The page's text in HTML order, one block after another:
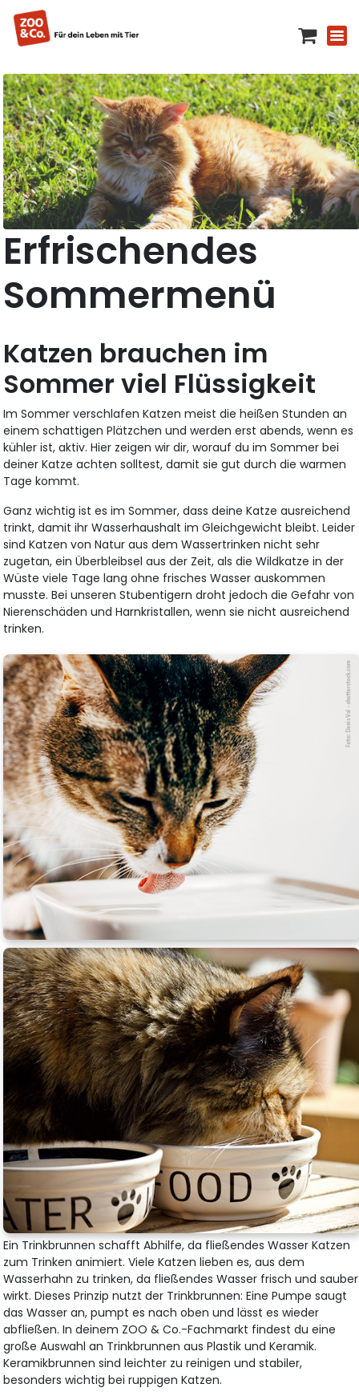
Erfrischendes
Sommermenü
Katzen brauchen im
Sommer viel Flüssigkeit
Im Sommer verschlafen Katzen meist die heißen Stunden an
einem schattigen Plätzchen und werden erst abends, wenn es
kühler ist, aktiv. Hier zeigen wir dir, worauf du im Sommer bei
deiner Katze achten solltest, damit sie gut durch die warmen
Tage kommt.
Ganz wichtig ist es im Sommer, dass deine Katze ausreichend
trinkt, damit ihr Wasserhaushalt im Gleichgewicht bleibt. Leider
sind Katzen von Natur aus dem Wassertrinken nicht sehr
zugetan, ein Überbleibsel aus der Zeit, als die Wildkatze in der
Wüste viele Tage lang ohne frisches Wasser auskommen
musste. Bei unseren Stubentigern droht jedoch die Gefahr von
Nierenschäden und Harnkristallen, wenn sie nicht ausreichend
trinken.
Ein Trinkbrunnen schafft Abhilfe, da fließendes Wasser Katzen
zum Trinken animiert. Viele Katzen lieben es, aus dem
Wasserhahn zu trinken, da fließendes Wasser frisch und sauber
wirkt. Dieses Prinzip nutzt der Trinkbrunnen: Eine Pumpe saugt
das Wasser an, pumpt es nach oben und lässt es wieder
abfließen. In deinem ZOO & Co.-Fachmarkt findest du eine
große Auswahl an Trinkbrunnen aus Plastik und Keramik.
Keramikbrunnen sind leichter zu reinigen und stabiler,
besonders wichtig bei ruppigen Katzen.